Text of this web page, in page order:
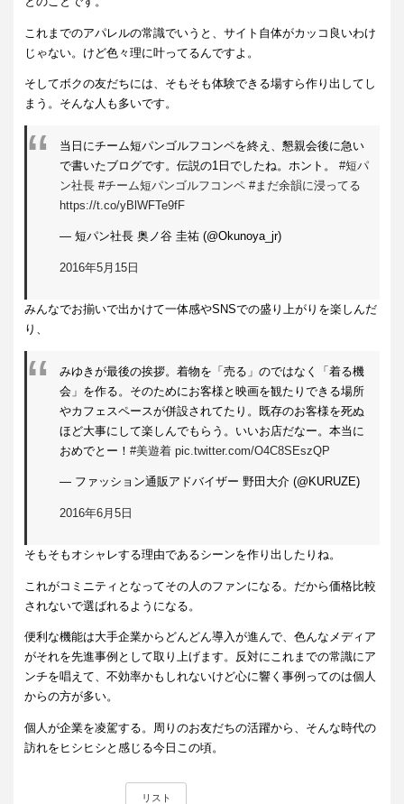
これまでのアパレルの常識でいうと、サイト自体がカッコ良いわけ
じゃない。けど色々理に叶ってるんですよ。
そしてボクの友だちには、そもそも体験できる場すら作り出してし
まう。そんな人も多いです。
当日にチーム短パンゴルフコンペを終え、懇親会後に急い
で書いたブログです。伝説の1日でしたね。ホント。 #短パ
ン社長 #チーム短パンゴルフコンペ #まだ余韻に浸ってる
https://t.co/yBlWFTe9fF
— 短パン社長 奥ノ谷 圭祐 (@Okunoya_jr)
2016年5月15日
みんなでお揃いで出かけて一体感やSNSでの盛り上がりを楽しんだ
り、
みゆきが最後の挨拶。着物を「売る」のではなく「着る機
会」を作る。そのためにお客様と映画を観たりできる場所
やカフェスペースが併設されてたり。既存のお客様を死ぬ
ほど大事にして楽しんでもらう。いいお店だなー。本当に
おめでとー！ #美遊着 pic.twitter.com/O4C8SEszQP
— ファッション通販アドバイザー 野田大介 (@KURUZE)
2016年6月5日
そもそもオシャレする理由であるシーンを作り出したりね。
これがコミニティとなってその人のファンになる。だから価格比較
されないで選ばれるようになる。
便利な機能は大手企業からどんどん導入が進んで、色んなメディア
がそれを先進事例として取り上げます。反対にこれまでの常識にア
ンチを唱えて、不効率かもしれないけど心に響く事例ってのは個人
からの方が多い。
個人が企業を凌駕する。周りのお友だちの活躍から、そんな時代の
訪れをヒシヒシと感じる今日この頃。
リスト